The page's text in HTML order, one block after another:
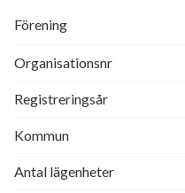
Förening
Organisationsnr
Registreringsår
Kommun
Antal lägenheter